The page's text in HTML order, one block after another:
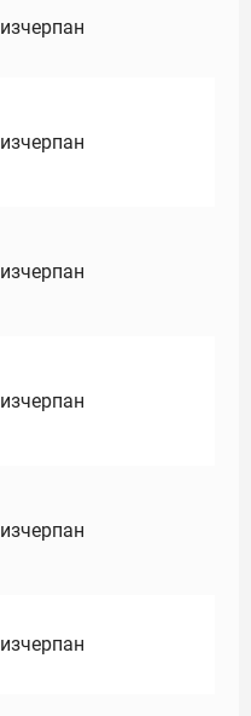
изчерпан
изчерпан
изчерпан
изчерпан
изчерпан
изчерпан